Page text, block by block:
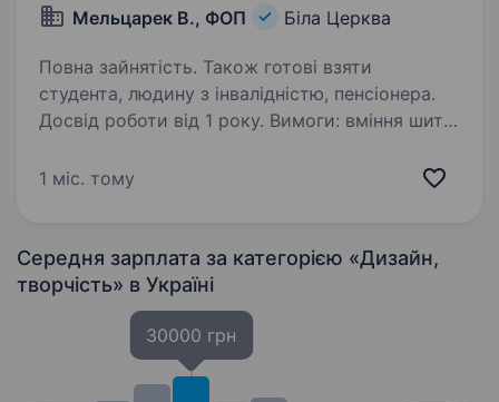
Мельцарек В., ФОП
Біла Церква
Повна зайнятість. Також готові взяти
студента, людину з інвалідністю, пенсіонера.
Досвід роботи від 1 року. Вимоги: вміння шити
з 8.00−17.00 Підприємство займається
1 міс. тому
Середня зарплата за категорією «Дизайн,
творчість» в Україні
30000 грн